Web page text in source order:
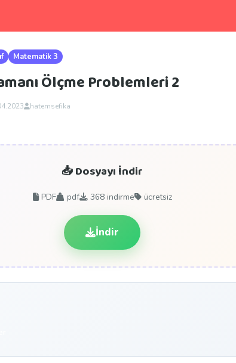
Matematik 3
Ölçme Problemleri 2
hatemsefika
📥 Dosyayı İndir
PDF pdf 368indirme ücretsiz
İndir